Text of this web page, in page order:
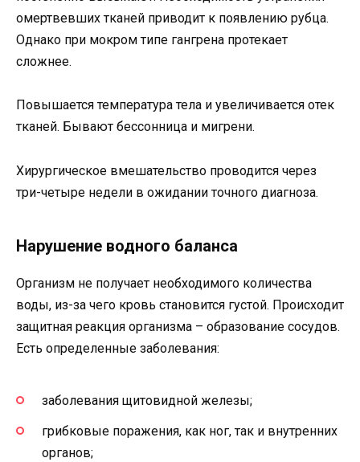
омертвевших тканей приводит к появлению рубца.
Однако при мокром типе гангрена протекает
сложнее.
Повышается температура тела и увеличивается отек
тканей. Бывают бессонница и мигрени.
Хирургическое вмешательство проводится через
три-четыре недели в ожидании точного диагноза.
Нарушение водного баланса
Организм не получает необходимого количества
воды, из-за чего кровь становится густой. Происходит
защитная реакция организма – образование сосудов.
Есть определенные заболевания:
заболевания щитовидной железы;
грибковые поражения, как ног, так и внутренних
органов;